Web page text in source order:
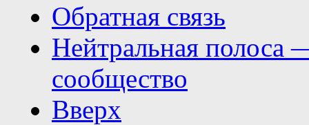
Обратная связь
Нейтральная полоса
сообщество
Вверх